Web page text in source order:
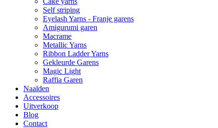
Self striping
Eyelash Yarns - Franje garens
Amigurumi garen
Macrame
Metallic Yarns
Ribbon Ladder Yarns
Gekleurde Garens
Magic Light
Raffia Garen
Naalden
Accessoires
Uitverkoop
Blog
Contact